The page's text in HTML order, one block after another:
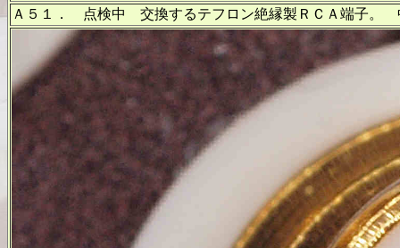
Ａ５１． 点検中 交換するテフロン絶縁製ＲＣＡ端子。